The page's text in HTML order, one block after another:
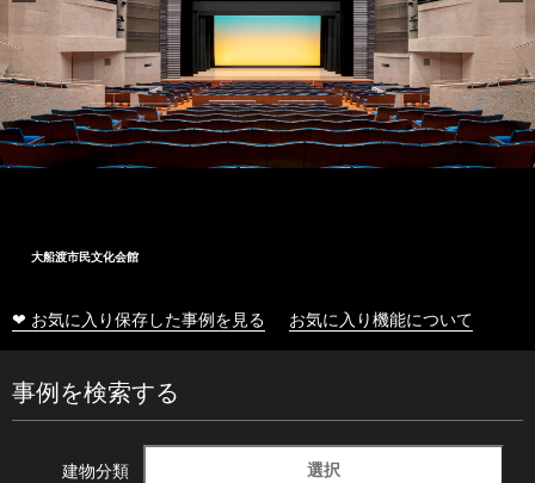
大船渡市民文化会館
❤ お気に入り保存した事例を見る お気に入り機能について
事例を検索する
建物分類 選択